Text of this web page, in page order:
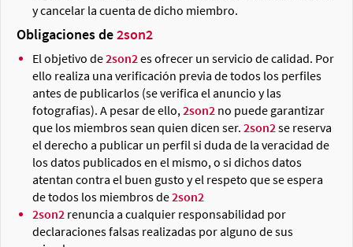
y cancelar la cuenta de dicho miembro.
Obligaciones de2son2
El objetivo de2son2 es ofrecer un servicio de calidad. Por
ello realiza una verificación previa de todos los perfiles
antes de publicarlos (se verifica el anuncio y las
fotografias). A pesar de ello, 2son2 no puede garantizar
que los miembros sean quien dicen ser. 2son2 se reserva
el derecho a publicar un perfil si duda de la veracidad de
los datos publicados en el mismo, o si dichos datos
atentan contra el buen gusto y el respeto que se espera
de todos los miembros de2son2
2son2 renuncia a cualquier responsabilidad por
declaraciones falsas realizadas por alguno de sus